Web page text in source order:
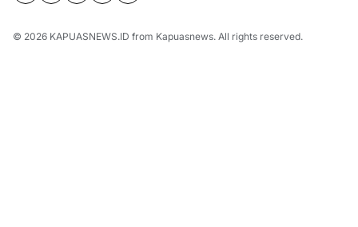
© 2026 KAPUASNEWS.ID from Kapuasnews. All rights reserved.